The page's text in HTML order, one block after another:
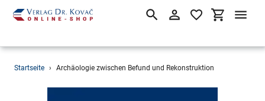
Direkt
SuchenEinloggen
Startseite › Archäologie zwischen Befund und Rekonstruktion